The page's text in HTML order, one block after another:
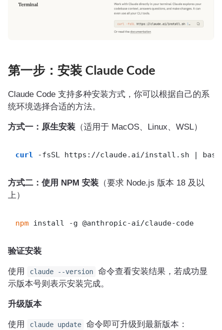
第一步：安装 Claude Code
Claude Code 支持多种安装方式，你可以根据自己的系
统环境选择合适的方法。
方式一：原生安装 （适用于 MacOS、Linux、WSL）
curl -fsSL https://claude.ai/install.sh | bash
方式二：使用 NPM 安装 （要求 Node.js 版本 18 及以
上）
npm install -g @anthropic-ai/claude-code
验证安装
使用 claude --version
命令查看安装结果，若成功显
示版本号则表示安装完成。
升级版本
使用 claude update 命令即可升级到最新版本：